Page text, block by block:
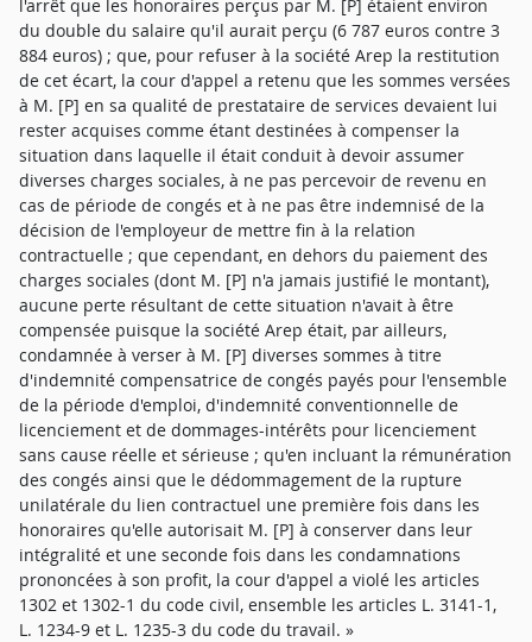
l'arrêt que les honoraires perçus par M. [P] étaient environ
du double du salaire qu'il aurait perçu (6 787 euros contre 3
884 euros) ; que, pour refuser à la société Arep la restitution
de cet écart, la cour d'appel a retenu que les sommes versées
à M. [P] en sa qualité de prestataire de services devaient lui
rester acquises comme étant destinées à compenser la
situation dans laquelle il était conduit à devoir assumer
diverses charges sociales, à ne pas percevoir de revenu en
cas de période de congés et à ne pas être indemnisé de la
décision de l'employeur de mettre fin à la relation
contractuelle ; que cependant, en dehors du paiement des
charges sociales (dont M. [P] n'a jamais justifié le montant),
aucune perte résultant de cette situation n'avait à être
compensée puisque la société Arep était, par ailleurs,
condamnée à verser à M. [P] diverses sommes à titre
d'indemnité compensatrice de congés payés pour l'ensemble
de la période d'emploi, d'indemnité conventionnelle de
licenciement et de dommages-intérêts pour licenciement
sans cause réelle et sérieuse ; qu'en incluant la rémunération
des congés ainsi que le dédommagement de la rupture
unilatérale du lien contractuel une première fois dans les
honoraires qu'elle autorisait M. [P] à conserver dans leur
intégralité et une seconde fois dans les condamnations
prononcées à son profit, la cour d'appel a violé les articles
1302 et 1302-1 du code civil, ensemble les articles L. 3141-1,
L. 1234-9 et L. 1235-3 du code du travail. »